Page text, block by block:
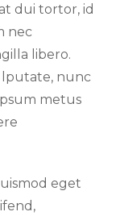
dui tortor, id
nec
libero.
nunc
metus
eget